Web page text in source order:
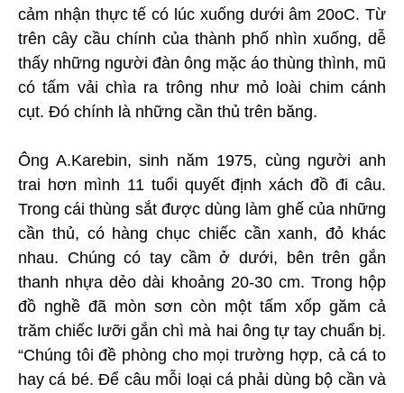
cảm nhận thực tế có lúc xuống dưới âm 20oC. Từ
trên cây cầu chính của thành phố nhìn xuống, dễ
thấy những người đàn ông mặc áo thùng thình, mũ
có tấm vải chìa ra trông như mỏ loài chim cánh
cụt. Đó chính là những cần thủ trên băng.
Ông A.Karebin, sinh năm 1975, cùng người anh
trai hơn mình 11 tuổi quyết định xách đồ đi câu.
Trong cái thùng sắt được dùng làm ghế của những
cần thủ, có hàng chục chiếc cần xanh, đỏ khác
nhau. Chúng có tay cầm ở dưới, bên trên gắn
thanh nhựa dẻo dài khoảng 20-30 cm. Trong hộp
đồ nghề đã mòn sơn còn một tấm xốp găm cả
trăm chiếc lưỡi gắn chì mà hai ông tự tay chuẩn bị.
“Chúng tôi đề phòng cho mọi trường hợp, cả cá to
hay cá bé. Để câu mỗi loại cá phải dùng bộ cần và